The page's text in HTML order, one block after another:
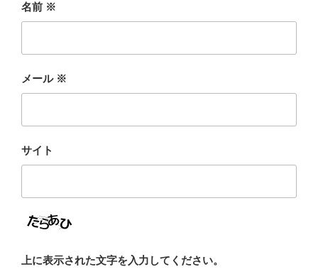
名前 ※
メール ※
サイト
上に表示された文字を入力してください。